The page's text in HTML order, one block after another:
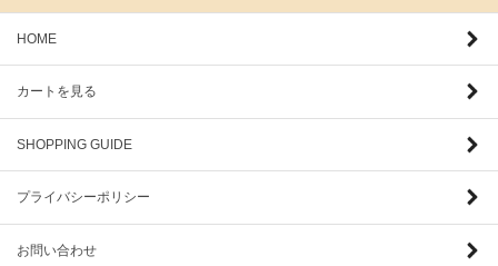
HOME
カートを見る
SHOPPING GUIDE
プライバシーポリシー
お問い合わせ